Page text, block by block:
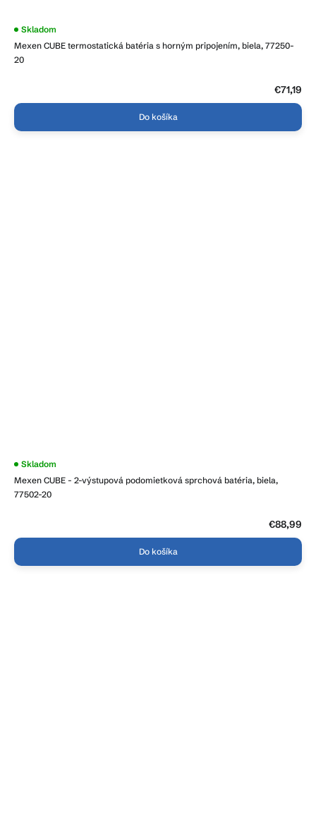
Mexen CUBE termostatická batéria s horným pripojením, biela, 77250-
20
Skladom
€71,19
Do košíka
Mexen CUBE - 2-výstupová podomietková sprchová batéria, biela,
77502-20
Skladom
€88,99
Do košíka